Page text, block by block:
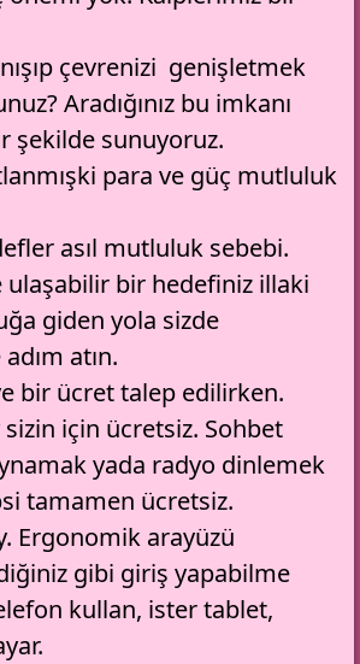
çevrenizi genişletmek
Aradığınız bu imkanı
şekilde sunuyoruz.
para ve güç mutluluk
asıl mutluluk sebebi.
ulaşabilir bir hedefiniz illaki
giden yola sizde
atın.
bir ücret talep edilirken.
için ücretsiz. Sohbet
yada radyo dinlemek
tamamen ücretsiz.
Ergonomik arayüzü
gibi giriş yapabilme
kullan, ister tablet,